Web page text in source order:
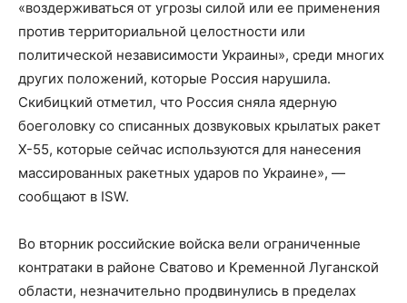
«воздерживаться от угрозы силой или ее применения
против территориальной целостности или
политической независимости Украины», среди многих
других положений, которые Россия нарушила.
Скибицкий отметил, что Россия сняла ядерную
боеголовку со списанных дозвуковых крылатых ракет
Х-55, которые сейчас используются для нанесения
массированных ракетных ударов по Украине», —
сообщают в ISW.
Во вторник российские войска вели ограниченные
контратаки в районе Сватово и Кременной Луганской
области, незначительно продвинулись в пределах